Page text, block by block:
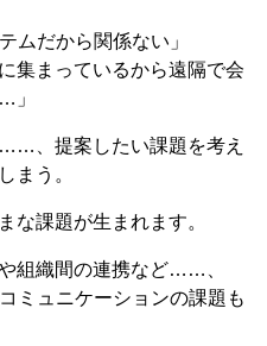
ムだから関係ない」
集まっているから遠隔で会
」
、提案したい課題を考え
まう。
な課題が生まれます。
組織間の連携など……、
ミュニケーションの課題も